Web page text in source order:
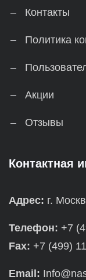
Контакты
Политика
Акции
Отзывы
Контактная
Адрес: г.
Телефон: +7
Fax: +7 (499)
Email: